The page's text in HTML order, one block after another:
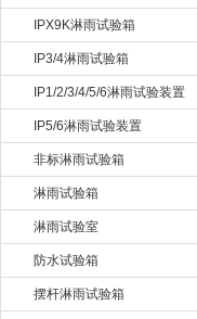
IPX9K淋雨试验箱
IP3/4淋雨试验箱
IP1/2/3/4/5/6淋雨试验装置
IP5/6淋雨试验装置
非标淋雨试验箱
淋雨试验箱
淋雨试验室
防水试验箱
摆杆淋雨试验箱